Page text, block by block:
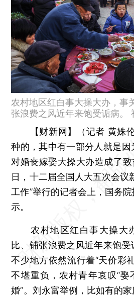
农村地区红白事大操大办，事
张浪费之风近年来饱受诟病。
【财新网】（记者 黄姝
种的，其中有一部分人就是因
对婚丧嫁娶大操大办造成了
日，十二届全国人大五次会议
工作”举行的记者会上，国务
示。
农村地区红白事大操大办
比、铺张浪费之风近年来饱
不少地方依然流行着“天价彩
不堪重负，农村青年哀叹“娶
婚”。刘永富举例，比如有的